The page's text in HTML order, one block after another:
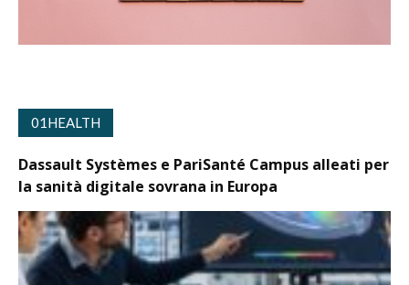
01HEALTH
Dassault Systèmes e PariSanté Campus alleati per
la sanità digitale sovrana in Europa